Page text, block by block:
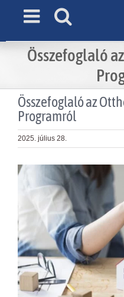
Összefoglaló
Összefoglaló az
Programról
2025. július 28.
View
Larger